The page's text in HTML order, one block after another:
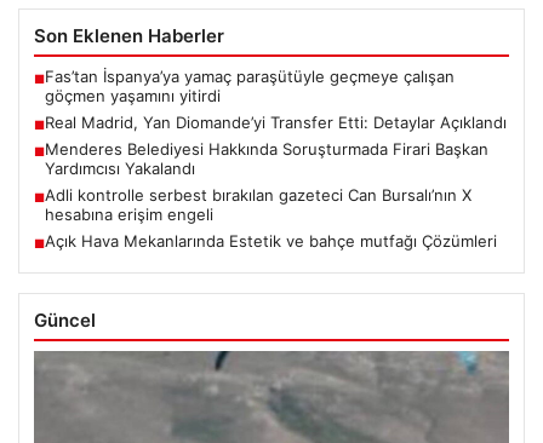
Son Eklenen Haberler
■Fas’tan İspanya’ya yamaç paraşütüyle geçmeye çalışan
göçmen yaşamını yitirdi
■Real Madrid, Yan Diomande’yi Transfer Etti: Detaylar Açıklandı
■Menderes Belediyesi Hakkında Soruşturmada Firari Başkan
Yardımcısı Yakalandı
■Adli kontrolle serbest bırakılan gazeteci Can Bursalı’nın X
hesabına erişim engeli
■Açık Hava Mekanlarında Estetik ve bahçe mutfağı Çözümleri
Güncel